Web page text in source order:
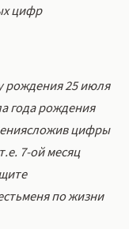
цифр
рождения 25 июля
года рождения
цифры
7-ой месяц
по жизни